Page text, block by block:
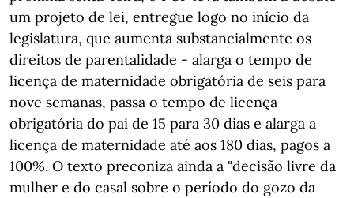
um projeto de lei, entregue logo no início da
legislatura, que aumenta substancialmente os
direitos de parentalidade - alarga o tempo de
licença de maternidade obrigatória de seis para
nove semanas, passa o tempo de licença
obrigatória do pai de 15 para 30 dias e alarga a
licença de maternidade até aos 180 dias, pagos a
100%. O texto preconiza ainda a "decisão livre da
mulher e do casal sobre o período do gozo da